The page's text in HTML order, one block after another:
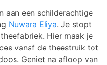
aan een schilderachtige
Nuwara Eliya. Je stopt
Hier maak je
vanaf de theestruik tot
Geniet na afloop van